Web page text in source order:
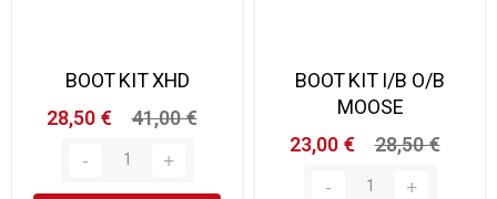
BOOT KIT XHD
28,50 €
41,00 €
BOOT KIT I/B O/B
MOOSE
23,00 €
28,50 €